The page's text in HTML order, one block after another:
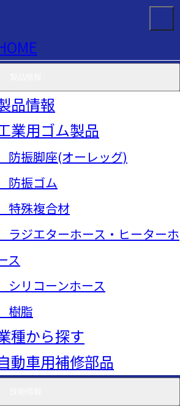
品情報
業用ゴム製品
防振脚座(オーレッグ)
防振ゴム
特殊複合材
ラジエターホース・ヒーターホ
ス
シリコーンホース
樹脂
種から探す
動車用補修部品
お知らせ
お知らせ一覧
2023年8号 No.601
2023年8号
日